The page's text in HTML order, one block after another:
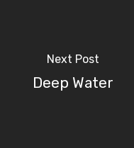
Next Post
Deep Water